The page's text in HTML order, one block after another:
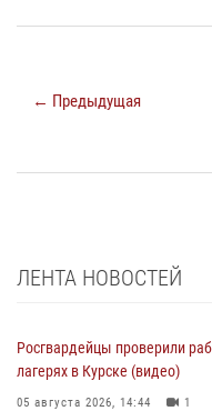
← Предыдущая
ЛЕНТА НОВОСТЕЙ
Росгвардейцы проверили
лагерях в Курске (видео)
05 августа 2026, 14:44 1